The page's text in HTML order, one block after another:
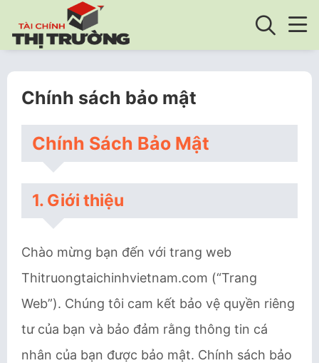
Chính sách bảo mật
Chính Sách Bảo Mật
1. Giới thiệu
Chào mừng bạn đến với trang web
Thitruongtaichinhvietnam.com (“Trang
Web”). Chúng tôi cam kết bảo vệ quyền riêng
tư của bạn và bảo đảm rằng thông tin cá
nhân của bạn được bảo mật. Chính sách bảo